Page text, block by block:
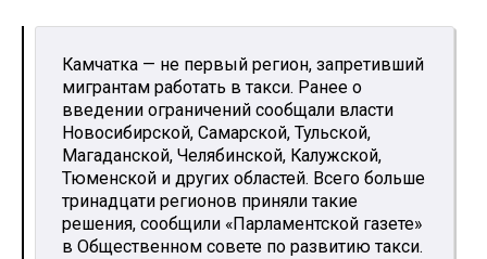
Камчатка — не первый регион, запретивший
мигрантам работать в такси. Ранее о
введении ограничений сообщали власти
Новосибирской, Самарской, Тульской,
Магаданской, Челябинской, Калужской,
Тюменской и других областей. Всего больше
тринадцати регионов приняли такие
решения, сообщили «Парламентской газете»
в Общественном совете по развитию такси.